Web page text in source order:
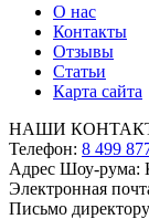
О нас
Контакты
Отзывы
Статьи
Карта сайта
НАШИ
Телефон: 8 499
Адрес Шоу-рума:
Электронная
Письмо